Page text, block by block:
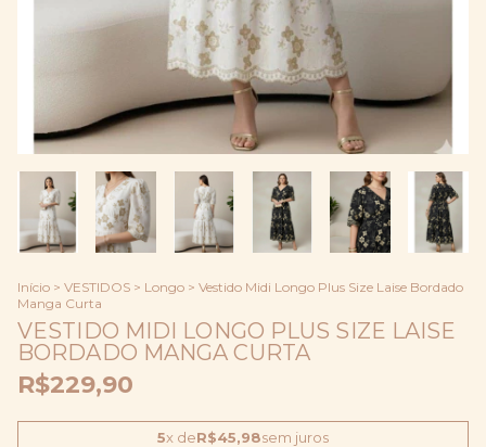
Início > VESTIDOS > Longo > Vestido Midi Longo Plus Size Laise Bordado
Manga Curta
VESTIDO MIDI LONGO PLUS SIZE LAISE
BORDADO MANGA CURTA
R$229,90
5x deR$45,98sem juros